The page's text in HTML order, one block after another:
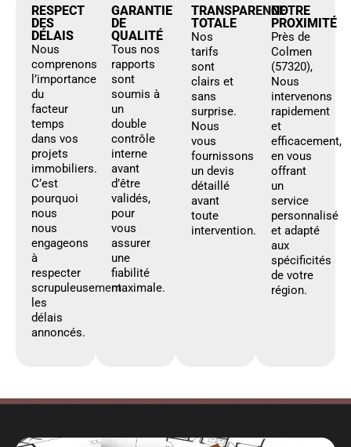
RESPECT
DES
DÉLAIS
Nous
comprenons
l’importance
du
facteur
temps
dans vos
projets
immobiliers.
C’est
pourquoi
nous
nous
engageons
à
respecter
scrupuleusement
les
délais
annoncés.
GARANTIE
DE
QUALITÉ
Tous nos
rapports
sont
soumis à
un
double
contrôle
interne
avant
d’être
validés,
pour
vous
assurer
une
fiabilité
maximale.
TRANSPARENCE
TOTALE
Nos
tarifs
sont
clairs et
sans
surprise.
Nous
vous
fournissons
un devis
détaillé
avant
toute
intervention.
NOTRE
PROXIMITÉ
Près de
Colmen
(57320),
Nous
intervenons
rapidement
et
efficacement,
en vous
offrant
un
service
personnalisé
et adapté
aux
spécificités
de votre
région.